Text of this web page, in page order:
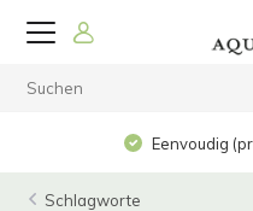
Eenvoudig
Schlagworte